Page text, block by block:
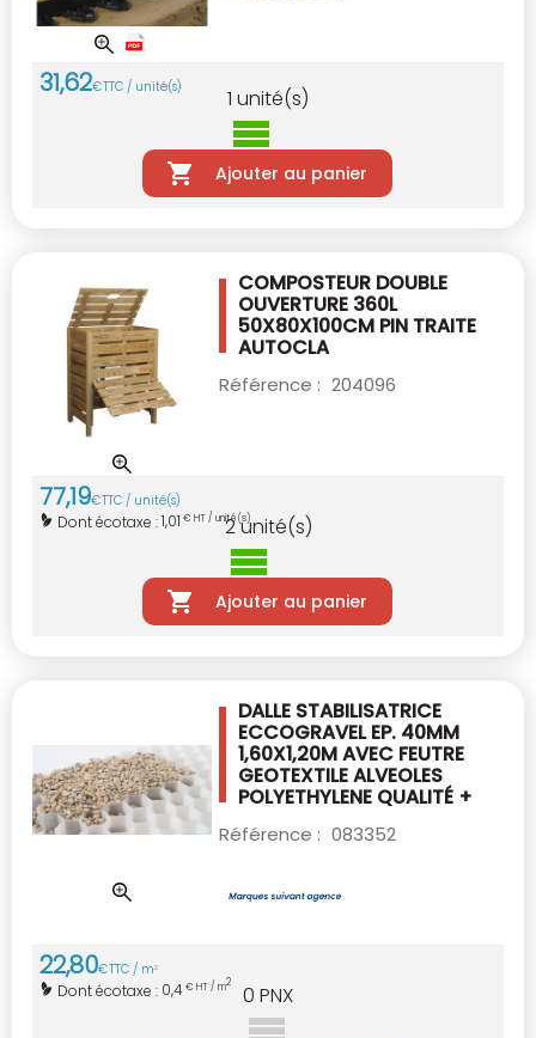
31,62€TTC / unité(s) 1 unité(s)
Ajouter au panier
COMPOSTEUR DOUBLE
OUVERTURE 360L
50X80X100CM PIN TRAITE
AUTOCLA
Référence : 204096
77,19€TTC / unité(s)
Dont écotaxe :1,01 € HT / unité(s)
2unité(s)
Ajouter au panier
DALLE STABILISATRICE
ECCOGRAVEL EP. 40MM
1,60X1,20M AVEC FEUTRE
GEOTEXTILEALVEOLES
POLYETHYLENE QUALITÉ +
Référence : 083352
22,80€TTC / m2
Dont écotaxe : 0,4€ HT / m2 0 PNX